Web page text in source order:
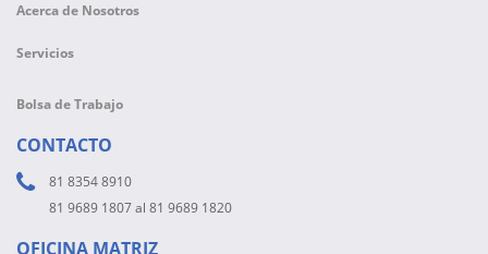
Acerca de Nosotros
Servicios
Bolsa de Trabajo
CONTACTO
81 8354 8910
81 9689 1807 al 81 9689 1820
OFICINA MATRIZ